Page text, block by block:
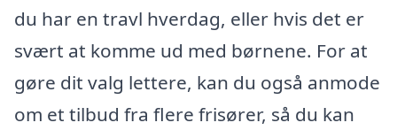
du har en travl hverdag, eller hvis det er
svært at komme ud med børnene. For at
gøre dit valg lettere, kan du også anmode
om et tilbud fra flere frisører, så du kan